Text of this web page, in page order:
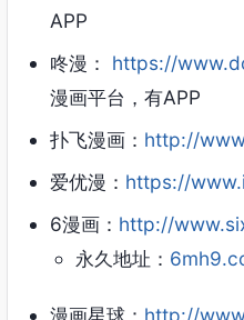
APP
咚漫： https://
漫画平台，有APP
扑飞漫画： http://
爱优漫： https://
6漫画： http://
永久地址：